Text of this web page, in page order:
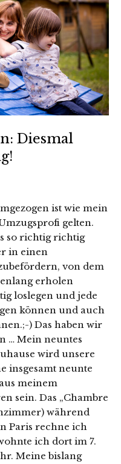
Diesmal
ist wie mein
gelten.
so richtig richtig
in einen
von dem
erholen
loslegen und jede
können und auch
) Das haben wir
… Mein neuntes
wird unsere
insgesamt neunte
meinem
sein. Das „Chambre
während
Paris rechne ich
ich dort im 7.
Meine bislang